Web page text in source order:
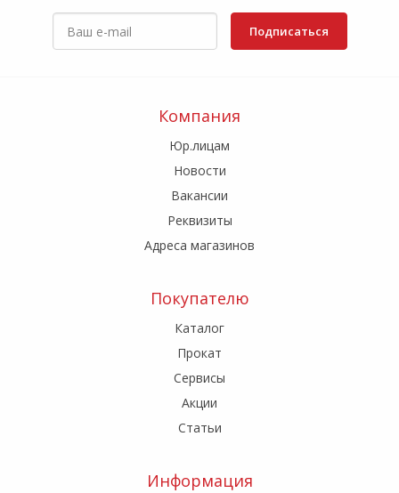
Подписаться
Компания
Юр.лицам
Новости
Вакансии
Реквизиты
Адреса магазинов
Покупателю
Каталог
Прокат
Сервисы
Акции
Статьи
Информация